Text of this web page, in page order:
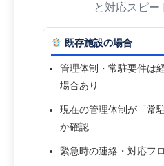
と対応スピー
既存施設の場合
管理体制・常駐要件は
場合あり
現在の管理体制が「常
か確認
緊急時の連絡・対応フ